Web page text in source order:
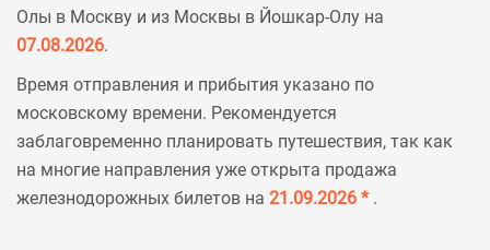
Олы в Москву и из Москвы в Йошкар-Олу на
07.08.2026.
Время отправления и прибытия указано по
московскому времени. Рекомендуется
заблаговременно планировать путешествия, так как
на многие направления уже открыта продажа
железнодорожных билетов на 21.09.2026 * .